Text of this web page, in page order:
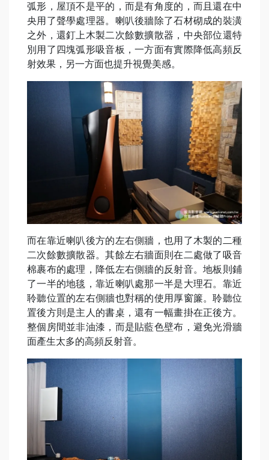
弧形，屋頂不是平的，而是有角度的，而且還在中
央用了聲學處理器。喇叭後牆除了石材砌成的裝潢
之外，還釘上木製二次餘數擴散器，中央部位還特
別用了四塊弧形吸音板，一方面有實際降低高頻反
射效果，另一方面也提升視覺美感。
而在靠近喇叭後方的左右側牆，也用了木製的二種
二次餘數擴散器。其餘左右牆面則在二處做了吸音
棉裹布的處理，降低左右側牆的反射音。地板則鋪
了一半的地毯，靠近喇叭處那一半是大理石。靠近
聆聽位置的左右側牆也對稱的使用厚窗簾。聆聽位
置後方則是主人的書桌，還有一幅畫掛在正後方。
整個房間並非油漆，而是貼藍色壁布，避免光滑牆
面產生太多的高頻反射音。